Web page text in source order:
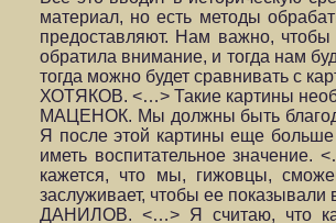
материал, но есть методы
предоставляют. Нам важно, чтобы
обратила внимание, и тогда нам
тогда можно будет сравнивать с
ХОТЯКОВ. <…> Такие картины
МАЦЕНОК. Мы должны быть
Я после этой картины еще
иметь воспитательное
кажется, что мы, гижовцы,
заслуживает, чтобы ее показывали
ДАНИЛОВ. <…> Я считаю, что